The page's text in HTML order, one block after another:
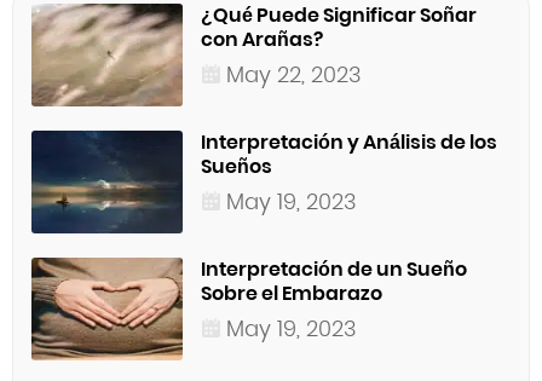
¿Qué Puede Significar Soñar
con Arañas?
May 22, 2023
Interpretación y Análisis de los
Sueños
May 19, 2023
Interpretación de un Sueño
Sobre el Embarazo
May 19, 2023